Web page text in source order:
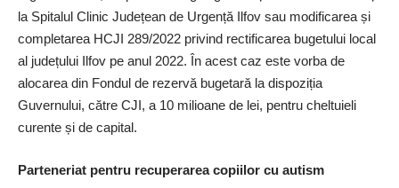
la Spitalul Clinic Județean de Urgență Ilfov sau modificarea și
completarea HCJI 289/2022 privind rectificarea bugetului local
al județului Ilfov pe anul 2022. În acest caz este vorba de
alocarea din Fondul de rezervă bugetară la dispoziția
Guvernului, către CJI, a 10 milioane de lei, pentru cheltuieli
curente și de capital.
Parteneriat pentru recuperarea copiilor cu autism